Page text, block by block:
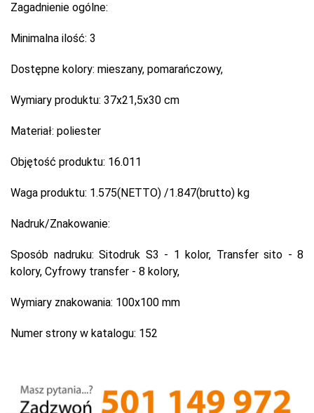
Zagadnienie ogólne:
Minimalna ilość: 3
Dostępne kolory: mieszany, pomarańczowy,
Wymiary produktu: 37x21,5x30 cm
Materiał: poliester
Objętość produktu: 16.011
Waga produktu: 1.575(NETTO) /1.847(brutto) kg
Nadruk/Znakowanie:
Sposób nadruku: Sitodruk S3 - 1 kolor, Transfer sito - 8
kolory, Cyfrowy transfer - 8 kolory,
Wymiary znakowania: 100x100 mm
Numer strony w katalogu: 152